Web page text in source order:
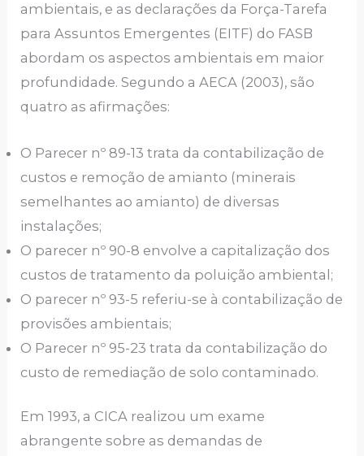
ambientais, e as declarações da Força-Tarefa
para Assuntos Emergentes (EITF) do FASB
abordam os aspectos ambientais em maior
profundidade. Segundo a AECA (2003), são
quatro as afirmações:
O Parecer nº 89-13 trata da contabilização de
custos e remoção de amianto (minerais
semelhantes ao amianto) de diversas
instalações;
O parecer nº 90-8 envolve a capitalização dos
custos de tratamento da poluição ambiental;
O parecer nº 93-5 referiu-se à contabilização de
provisões ambientais;
O Parecer nº 95-23 trata da contabilização do
custo de remediação de solo contaminado.
Em 1993, a CICA realizou um exame
abrangente sobre as demandas de